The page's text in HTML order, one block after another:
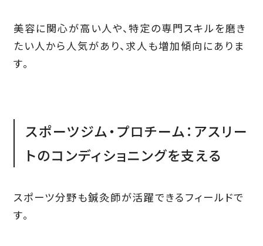
美容に関心が高い人や、特定の専門スキルを磨き
たい人から人気があり、求人も増加傾向にありま
す。
スポーツジム・プロチーム：アスリー
トのコンディショニングを支える
スポーツ分野も鍼灸師が活躍できるフィールドで
す。